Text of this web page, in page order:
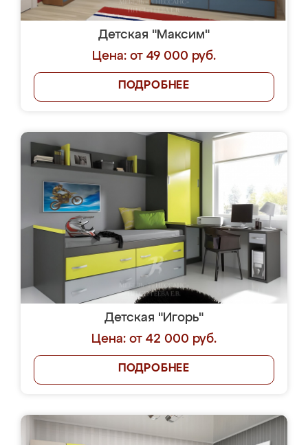
Детская "Максим"
Цена: от 49 000 руб.
ПОДРОБНЕЕ
Детская "Игорь"
Цена: от 42 000 руб.
ПОДРОБНЕЕ